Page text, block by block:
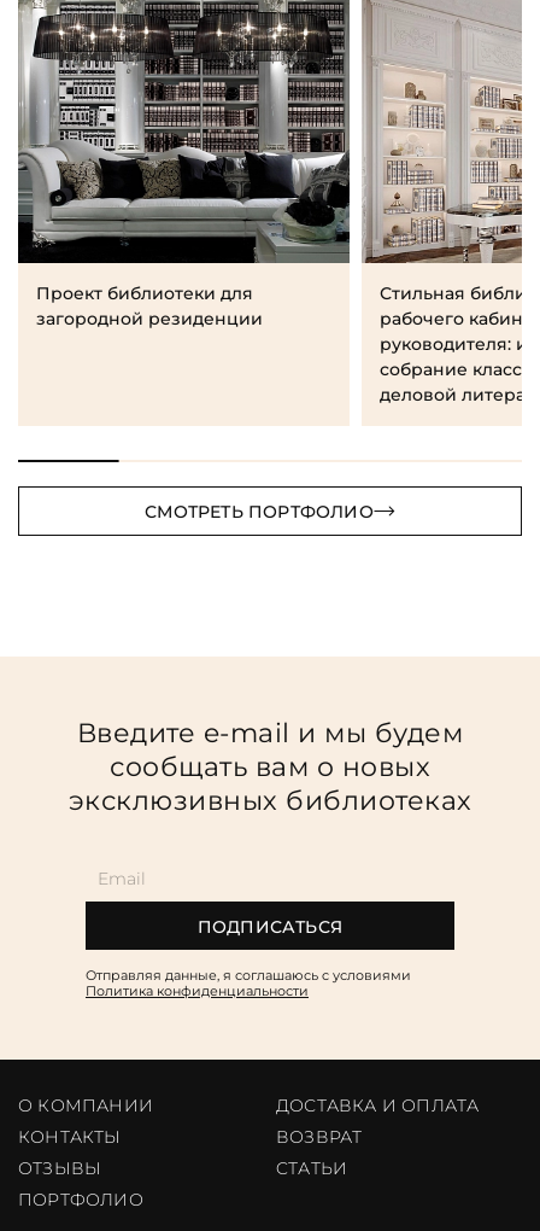
Проект библиотеки для
загородной резиденции
Стильная
рабочего
руководителя:
собрание
деловой
СМОТРЕТЬ ПОРТФОЛИО
Введите e-mail и мы будем
сообщать вам о новых
эксклюзивных библиотеках
ПОДПИСАТЬСЯ
Отправляя данные, я соглашаюсь c условиями
Политика конфиденциальности
О КОМПАНИИ
ДОСТАВКА И ОПЛАТА
КОНТАКТЫ
ВОЗВРАТ
ОТЗЫВЫ
CТАТЬИ
ПОРТФОЛИО